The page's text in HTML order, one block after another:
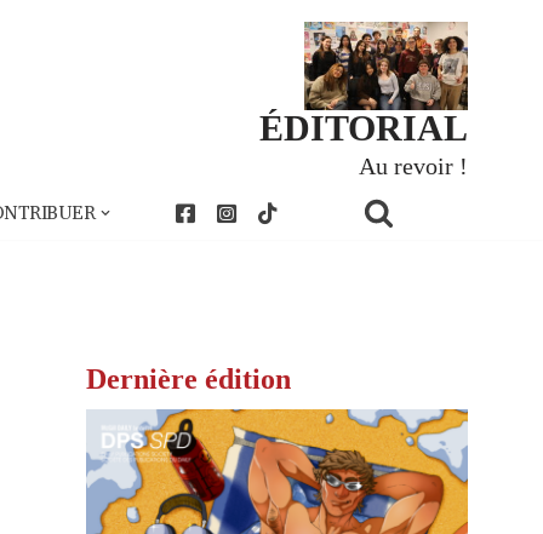
ÉDITORIAL
Au revoir !
Dernière édition